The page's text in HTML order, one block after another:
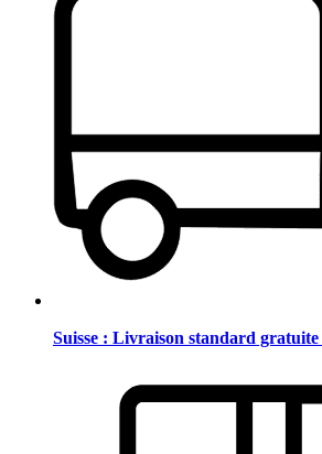
Suisse : Livraison standard gratuite